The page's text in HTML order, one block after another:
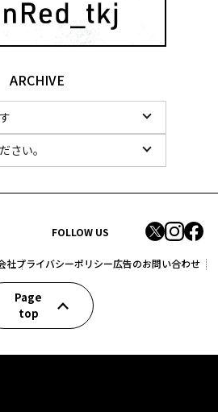
ARCHIVE
FOLLOW US
社プライバシーポリシー広告のお問い合わせ
Page
top